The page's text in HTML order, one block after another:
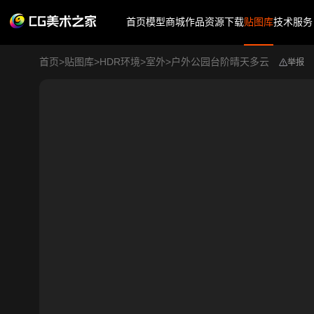
首页模型商城作品资源下载贴图库技术服务
首页>贴图库>HDR环境>室外>户外公园台阶晴天多云 举报